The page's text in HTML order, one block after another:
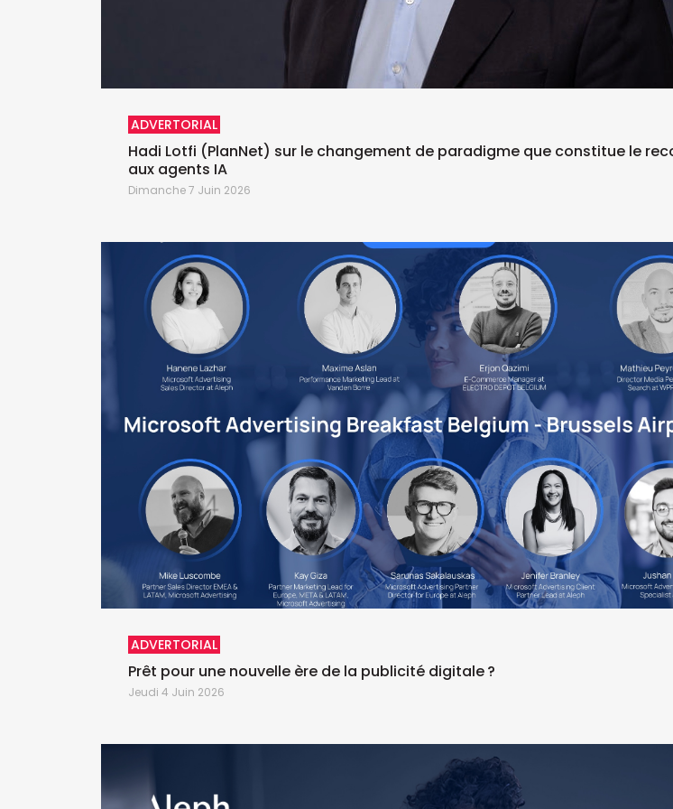
ADVERTORIAL
Hadi Lotfi (PlanNet) sur le changement de paradigme que constitue le
aux agents IA
Dimanche 7 Juin 2026
ADVERTORIAL
Prêt pour une nouvelle ère de la publicité digitale ?
Jeudi 4 Juin 2026